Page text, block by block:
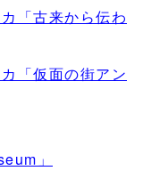
「古来から伝わ
「仮面の街アン
」